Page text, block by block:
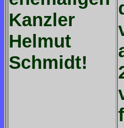
Kanzler
Helmut
Schmidt!